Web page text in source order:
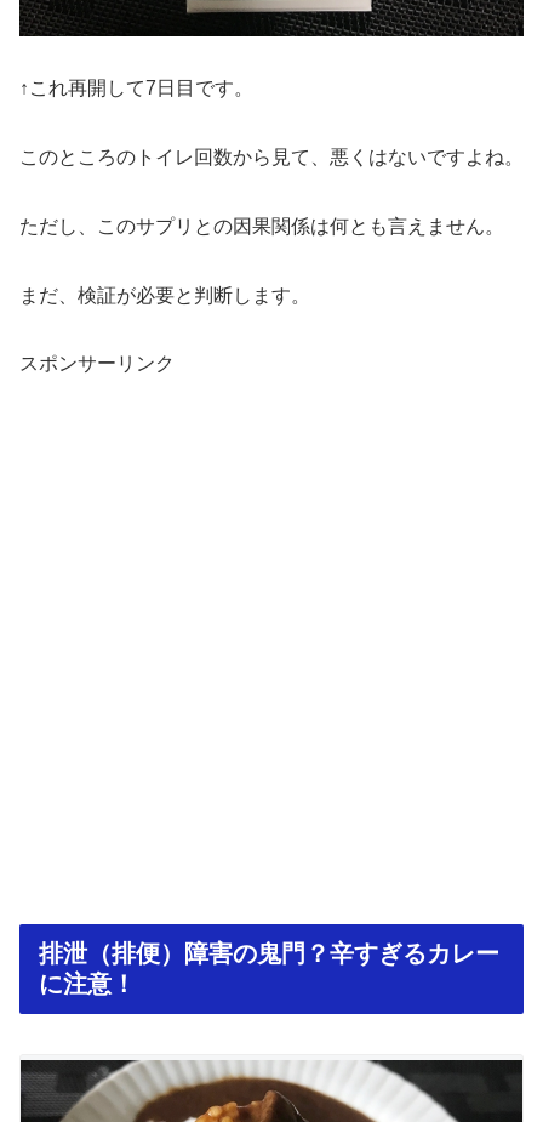
↑これ再開して7日目です。
このところのトイレ回数から見て、悪くはないですよね。
ただし、このサプリとの因果関係は何とも言えません。
まだ、検証が必要と判断します。
スポンサーリンク
排泄（排便）障害の鬼門？辛すぎるカレー
に注意！